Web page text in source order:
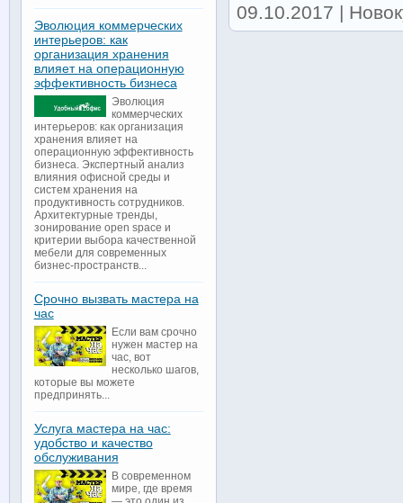
09.10.2017 |
Эволюция коммерческих
интерьеров: как
организация хранения
влияет на операционную
эффективность бизнеса
Эволюция
коммерческих
интерьеров: как организация
хранения влияет на
операционную эффективность
бизнеса. Экспертный анализ
влияния офисной среды и
систем хранения на
продуктивность сотрудников.
Архитектурные тренды,
зонирование open space и
критерии выбора качественной
мебели для современных
бизнес-пространств...
Срочно вызвать мастера на
час
Если вам срочно
нужен мастер на
час, вот
несколько шагов,
которые вы можете
предпринять...
Услуга мастера на час:
удобство и качество
обслуживания
В современном
мире, где время